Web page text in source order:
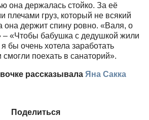
она держалась стойко. За её
плечами груз, который не всякий
она держит спину ровно. «Валя, о
– «Чтобы бабушка с дедушкой жили
бы очень хотела заработать
поехать в санаторий».
рассказывала Яна Сакка
Поделиться